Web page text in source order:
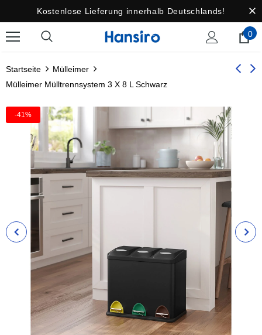
Kostenlose Lieferung innerhalb Deutschlands!
0
Startseite
Mülleimer
Mülleimer Mülltrennsystem 3 X 8 L Schwarz
-41%